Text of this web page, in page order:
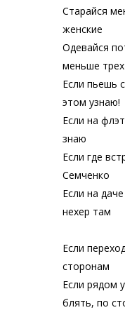
Старайся
женские
Одевайся
меньше трех
Если пьешь
этом узнаю!
Если на
знаю
Если где
Семченко
Если на
нехер там
Если
сторонам
Если рядом
блять, по